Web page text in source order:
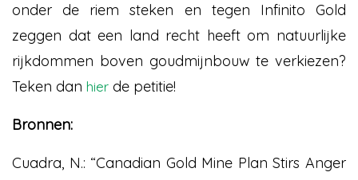
onder de riem steken en tegen Infinito Gold
zeggen dat een land recht heeft om natuurlijke
rijkdommen boven goudmijnbouw te verkiezen?
Teken dan hier de petitie!
Bronnen:
Cuadra, N.: “Canadian Gold Mine Plan Stirs Anger